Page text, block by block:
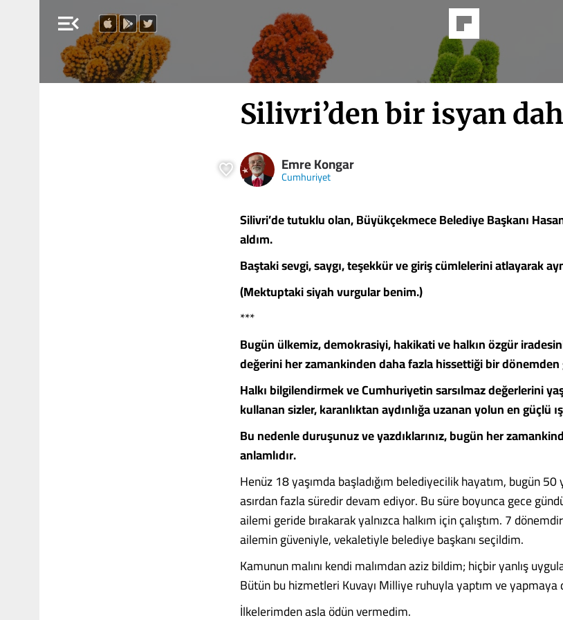
menu_open
Silivri’den bir isyan
Emre Kongar
Cumhuriyet
Silivri’de tutuklu olan, Büyükçekmece Belediye Başkanı
aldım.
Baştaki sevgi, saygı, teşekkür ve giriş cümlelerini atlayarak
(Mektuptaki siyah vurgular benim.)
***
Bugün ülkemiz, demokrasiyi, hakikati ve halkın özgür
değerini her zamankinden daha fazla hissettiği bir
Halkı bilgilendirmek ve Cumhuriyetin sarsılmaz değerlerini
kullanan sizler, karanlıktan aydınlığa uzanan yolun en güçlü
Bu nedenle duruşunuz ve yazdıklarınız, bugün her
anlamlıdır.
Henüz 18 yaşımda başladığım belediyecilik hayatım, bugün 50
asırdan fazla süredir devam ediyor. Bu süre boyunca gece
ailemi geride bırakarak yalnızca halkım için çalıştım. 7
ailemin güveniyle, vekaletiyle belediye başkanı seçildim.
Kamunun malını kendi malımdan aziz bildim; hiçbir yanlış
Bütün bu hizmetleri Kuvayı Milliye ruhuyla yaptım ve
İlkelerimden asla ödün vermedim.